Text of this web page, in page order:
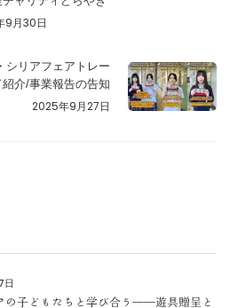
9月30日
シリアフェアトレー
紹介/事業報告の告知
2025年9月27日
の子どもたちと学び合う――遊具贈呈と